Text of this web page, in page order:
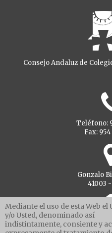
Consejo Andaluz de
Teléfono:
Fax:
Gonzalo
41003
Mediante el uso de esta Web el
y/o Usted, denominado así
indistintamente, consiente y